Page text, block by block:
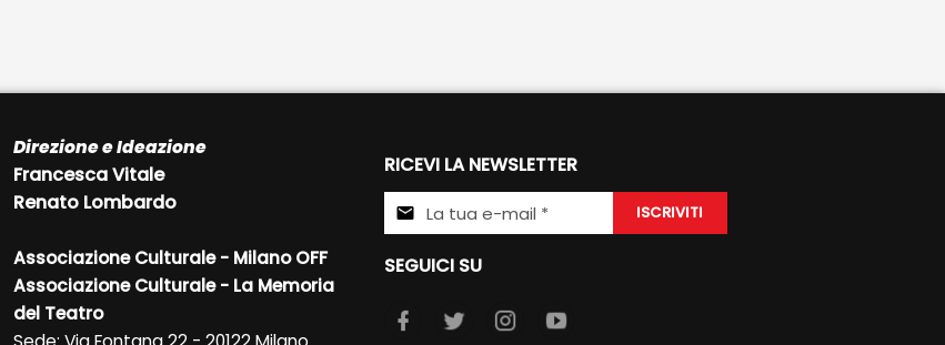
Direzione e Ideazione
Francesca Vitale
Renato Lombardo
Associazione Culturale - Milano OFF
Associazione Culturale - La Memoria
del Teatro
RICEVI LA NEWSLETTER
ISCRIVITI
SEGUICI SU